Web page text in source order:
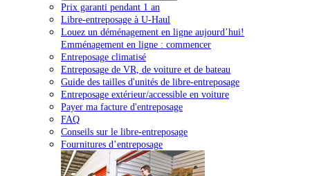
Prix garanti pendant 1 an
Libre-entreposage à U-Haul
Louez un déménagement en ligne aujourd’hui!
Emménagement en ligne : commencer
Entreposage climatisé
Entreposage de VR, de voiture et de bateau
Guide des tailles d'unités de libre-entreposage
Entreposage extérieur/accessible en voiture
Payer ma facture d'entreposage
FAQ
Conseils sur le libre-entreposage
Fournitures d’entreposage